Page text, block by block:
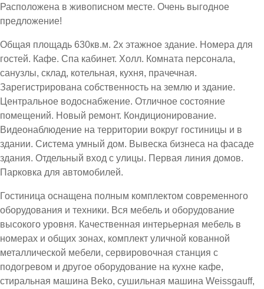
Расположена в живописном месте. Очень выгодное
предложение!
Общая площадь 630кв.м. 2х этажное здание. Номера для
гостей. Кафе. Спа кабинет. Холл. Комната персонала,
санузлы, склад, котельная, кухня, прачечная.
Зарегистрирована собственность на землю и здание.
Центральное водоснабжение. Отличное состояние
помещений. Новый ремонт. Кондиционирование.
Видеонаблюдение на территории вокруг гостиницы и в
здании. Система умный дом. Вывеска бизнеса на фасаде
здания. Отдельный вход с улицы. Первая линия домов.
Парковка для автомобилей.
Гостиница оснащена полным комплектом современного
оборудования и техники. Вся мебель и оборудование
высокого уровня. Качественная интерьерная мебель в
номерах и общих зонах, комплект уличной кованной
металлической мебели, сервировочная станция с
подогревом и другое оборудование на кухне кафе,
стиральная машина Beko, сушильная машина Weissgauff,